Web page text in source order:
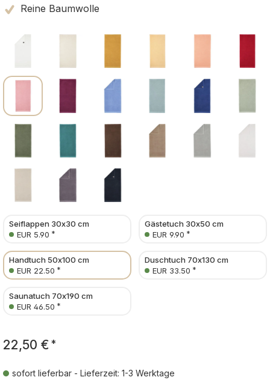
Reine Baumwolle
Seiflappen 30x30 cm
EUR 5.90 *
Gästetuch 30x50 cm
EUR 9.90 *
Handtuch 50x100 cm
EUR 22.50 *
Duschtuch 70x130 cm
EUR 33.50 *
Saunatuch 70x190 cm
EUR 46.50 *
22,50 € *
sofort lieferbar - Lieferzeit: 1-3 Werktage